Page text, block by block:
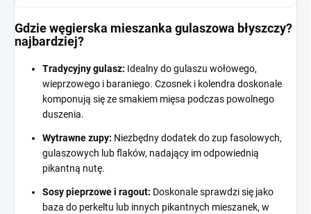
Gdzie węgierska mieszanka gulaszowa błyszczy?
najbardziej?
Tradycyjny gulasz: Idealny do gulaszu wołowego,
wieprzowego i baraniego. Czosnek i kolendra doskonale
komponują się ze smakiem mięsa podczas powolnego
duszenia.
Wytrawne zupy: Niezbędny dodatek do zup fasolowych,
gulaszowych lub flaków, nadający im odpowiednią
pikantną nutę.
Sosy pieprzowe i ragout: Doskonale sprawdzi się jako
baza do perkeltu lub innych pikantnych mieszanek, w